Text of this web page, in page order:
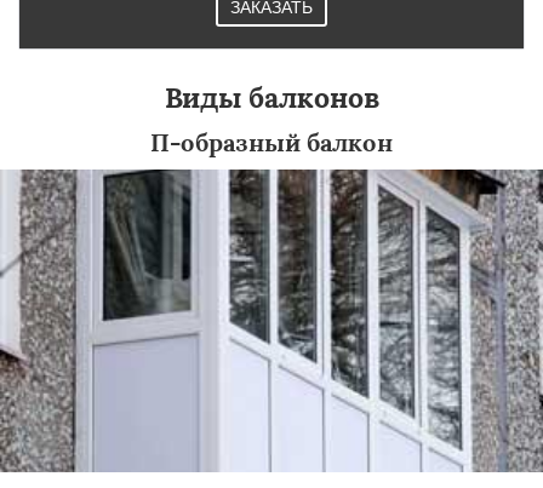
ЗАКАЗАТЬ
Виды балконов
П-образный балкон